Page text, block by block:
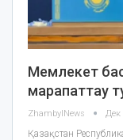
Мемлекет
марапаттау
ZhambylNews Дек
Қазақстан